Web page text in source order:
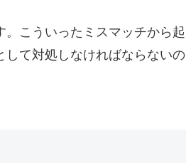
こういったミスマッチから起
して対処しなければならないの